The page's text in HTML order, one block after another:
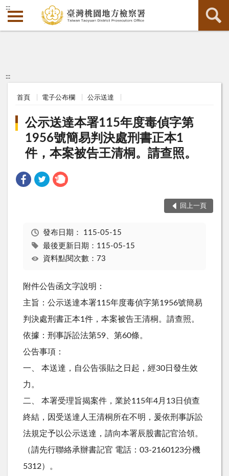
:::
:::
首頁 電子公布欄 公示送達
公示送達本署115年度毒偵字第
1956號簡易判決處刑書正本1
件，本案被告王清桐。請查照。
回上一頁
發布日期： 115-05-15
最後更新日期：115-05-15
資料點閱次數：73
附件公告函文字說明：
主旨：公示送達本署115年度毒偵字第1956號簡易
判決處刑書正本1件，本案被告王清桐。請查照。
依據：刑事訴訟法第59、第60條。
公告事項：
一、 本送達，自公告張貼之日起，經30日發生效
力。
二、 本署受理旨揭案件，業於115年4月13日偵查
終結，因受送達人王清桐所在不明，爰依刑事訴訟
法規定予以公示送達，請向本署辰股書記官洽領。
（請先行聯絡承辦書記官 電話：03-2160123分機
5312）。